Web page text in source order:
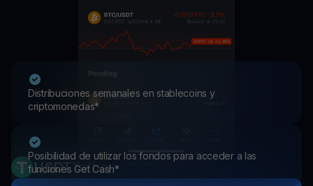
Distribuciones semanales en stablecoins y
criptomonedas*
Posibilidad de utilizar los fondos para acceder a las
funciones Get Cash*
USDTTether